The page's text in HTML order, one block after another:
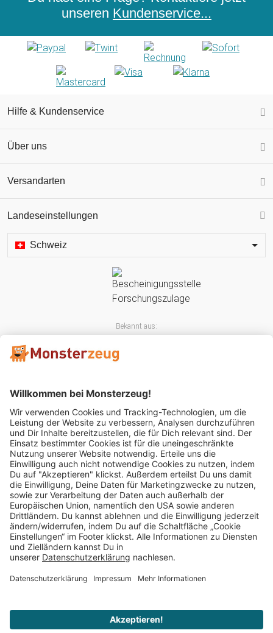
unseren Kundenservice...
Hilfe & Kundenservice
Über uns
Versandarten
Landeseinstellungen
Schweiz
Bekannt aus:
Mitglied im:
Impressum AGB Widerrufsbelehrung
Vertrag widerrufen